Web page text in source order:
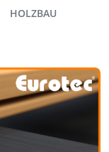
HOLZBAU